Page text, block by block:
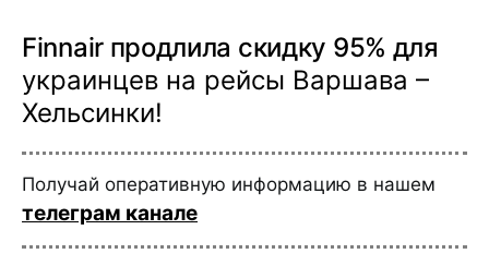
Finnair продлила скидку 95% для
украинцев на рейсы Варшава –
Хельсинки!
Получай оперативную информацию в нашем
телеграм канале